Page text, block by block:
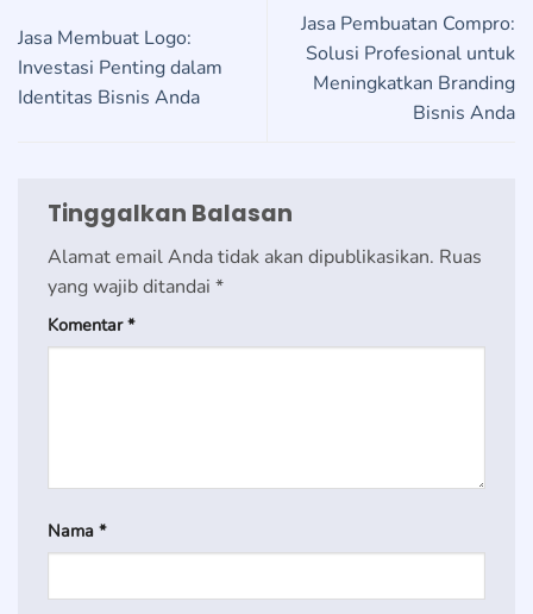
Jasa Membuat Logo:
Investasi Penting dalam
Identitas Bisnis Anda
Jasa Pembuatan Compro:
Solusi Profesional untuk
Meningkatkan Branding
Bisnis Anda
Tinggalkan Balasan
Alamat email Anda tidak akan dipublikasikan. Ruas
yang wajib ditandai *
Komentar*
Nama *